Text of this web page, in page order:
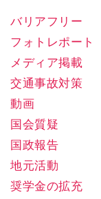
バリアフリー
フォトレポート
メディア掲載
交通事故対策
動画
国会質疑
国政報告
地元活動
奨学金の拡充